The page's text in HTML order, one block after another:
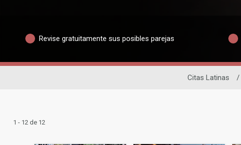
Revise gratuitamente sus posibles parejas
Citas Latinas /
1 - 12 de 12